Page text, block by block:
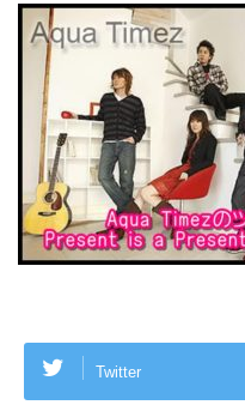
Twitter